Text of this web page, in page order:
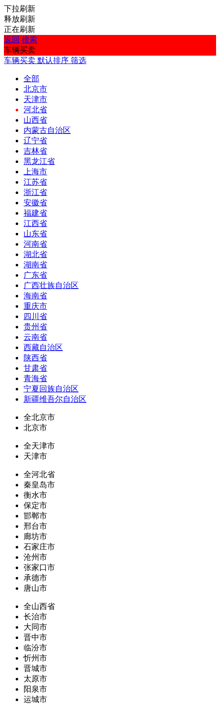
下拉刷新
释放刷新
正在刷新
返回 搜索
车辆买卖
车辆买卖 默认排序 筛选
全部
北京市
天津市
河北省
山西省
内蒙古自治区
辽宁省
吉林省
黑龙江省
上海市
江苏省
浙江省
安徽省
福建省
江西省
山东省
河南省
湖北省
湖南省
广东省
广西壮族自治区
海南省
重庆市
四川省
贵州省
云南省
西藏自治区
陕西省
甘肃省
青海省
宁夏回族自治区
新疆维吾尔自治区
全北京市
北京市
全天津市
天津市
全河北省
秦皇岛市
衡水市
保定市
邯郸市
邢台市
廊坊市
石家庄市
沧州市
张家口市
承德市
唐山市
全山西省
长治市
大同市
晋中市
临汾市
忻州市
晋城市
太原市
阳泉市
运城市